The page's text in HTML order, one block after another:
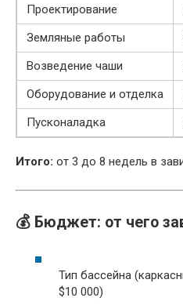
Проектирование
Земляные работы
Возведение чаши
Оборудование и отделка
Пусконаладка
Итого: от 3 до 8 недель в
💰 Бюджет: от чего
Тип бассейна
$10 000)